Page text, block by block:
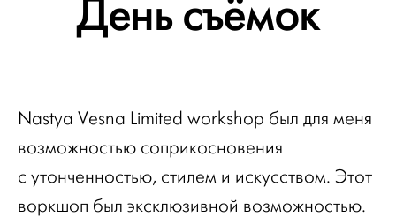
День съёмок
Nastya Vesna Limited workshop был для меня
возможностью соприкосновения
с утонченностью, стилем и искусством. Этот
воркшоп был эксклюзивной возможностью.